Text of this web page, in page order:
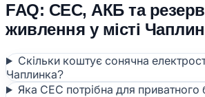
FAQ: СЕС, АКБ та
живлення у місті
Скільки коштує сонячна
Чаплинка?
Яка СЕС потрібна для приватного